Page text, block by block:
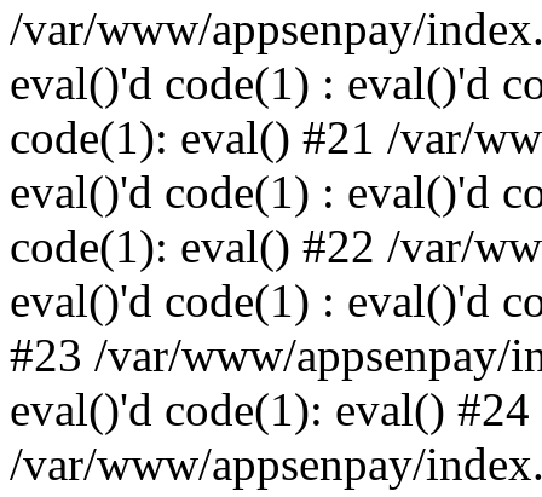
/var/www/appsenpay/
eval()'d code(1) : eval()'d
code(1): eval() #21 /var/
eval()'d code(1) : eval()'d
code(1): eval() #22 /var/
eval()'d code(1) : eval()'d
#23 /var/www/appsenpay/
eval()'d code(1): eval() #24
/var/www/appsenpay/